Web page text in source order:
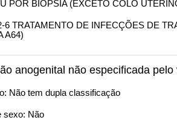
POR BIOPSIA (EXCETO COLO
6 TRATAMENTO DE INFECÇÕES DE
A64)
anogenital não especificada
Não tem dupla classificação
sexo: Não